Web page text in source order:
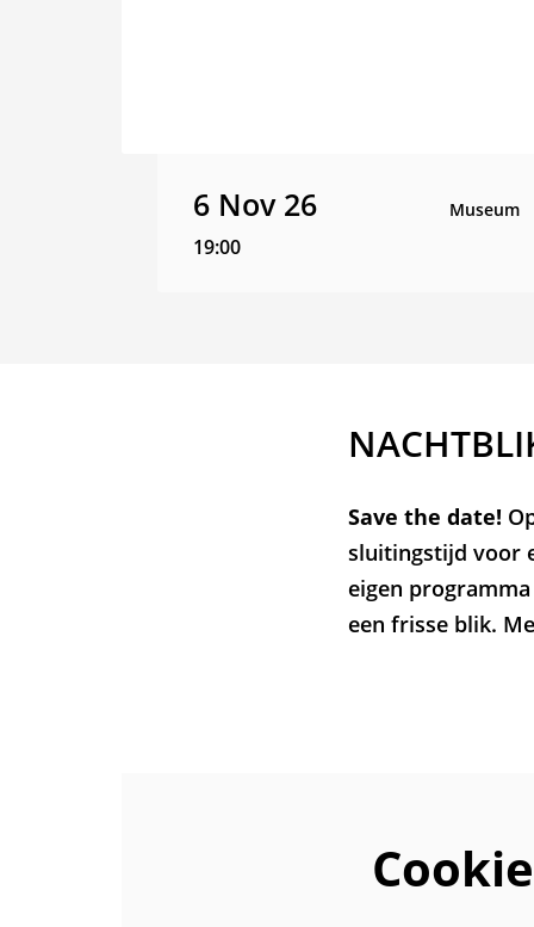
6 Nov 26
19:00
Museum
Save the date!
sluitingstijd voor
eigen
een frisse blik.